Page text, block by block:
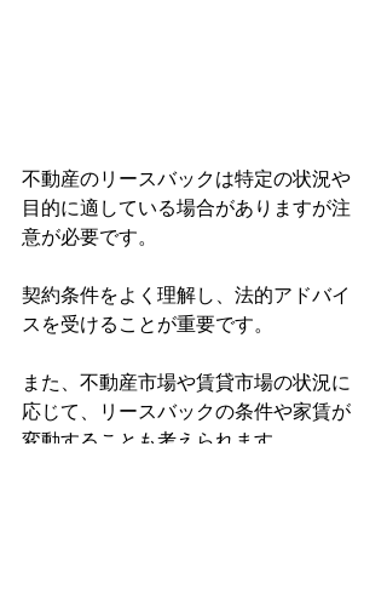
不動産のリースバックは特定の状況や
目的に適している場合がありますが注
意が必要です。
契約条件をよく理解し、法的アドバイ
スを受けることが重要です。
また、不動産市場や賃貸市場の状況に
応じて、リースバックの条件や家賃が
変動することも考えられます